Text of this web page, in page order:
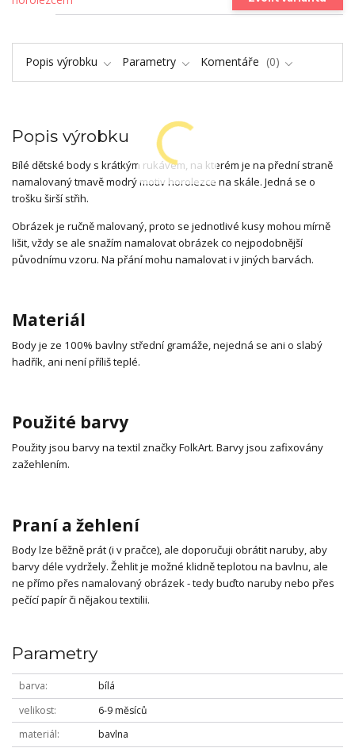
Popis výrobku Parametry Komentáře 0
Popis výrobku
Bílé dětské body s krátkým rukávem, na kterém je na přední straně
namalovaný tmavě modrý motiv horolezce na skále. Jedná se o
trošku širší střih.
Obrázek je ručně malovaný, proto se jednotlivé kusy mohou mírně
lišit, vždy se ale snažím namalovat obrázek co nejpodobnější
původnímu vzoru. Na přání mohu namalovat i v jiných barvách.
Materiál
Body je ze 100% bavlny střední gramáže, nejedná se ani o slabý
hadřík, ani není příliš teplé.
Použité barvy
Použity jsou barvy na textil značky FolkArt. Barvy jsou zafixovány
zažehlením.
Praní a žehlení
Body lze běžně prát (i v pračce), ale doporučuji obrátit naruby, aby
barvy déle vydržely. Žehlit je možné klidně teplotou na bavlnu, ale
ne přímo přes namalovaný obrázek - tedy buďto naruby nebo přes
pečící papír či nějakou textilii.
Parametry
barva
bílá
velikost
6-9 měsíců
materiál
bavlna